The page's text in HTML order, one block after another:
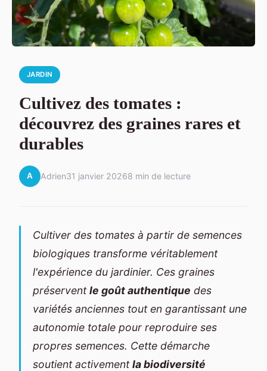
JARDIN
Cultivez des tomates :
découvrez des graines rares et
durables
A Adrien31 janvier 20268 min de lecture
Cultiver des tomates à partir de semences
biologiques transforme véritablement
l'expérience du jardinier. Ces graines
préserventle goût authentique des
variétés anciennes tout en garantissant une
autonomie totale pour reproduire ses
propres semences. Cette démarche
soutient activementla biodiversité